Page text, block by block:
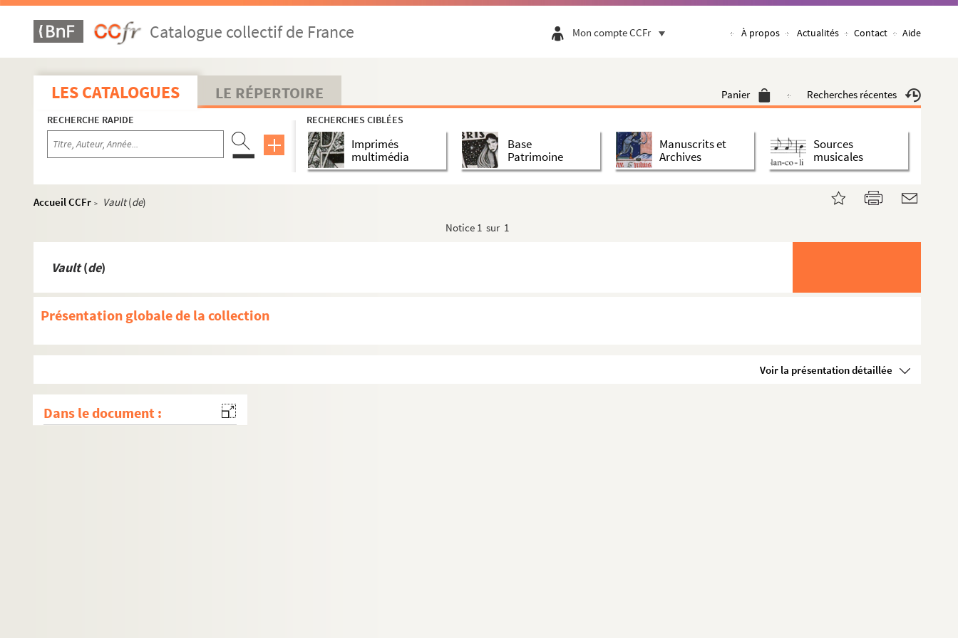
Catalogue collectif de France Mon compte CCFr À propos Actualités Contact Aide
LES CATALOGUES LE RÉPERTOIRE Panier Recherches récentes
RECHERCHE RAPIDE RECHERCHES CIBLÉES
Imprimés
multimédia
Base
Patrimoine
Manuscrits et
Archives
Sources
musicales
Accueil CCFr > Vault(de)
Notice 1 sur 1
Vault(de)
Présentation globale de la collection
Voir la présentation détaillée
Dans le document :